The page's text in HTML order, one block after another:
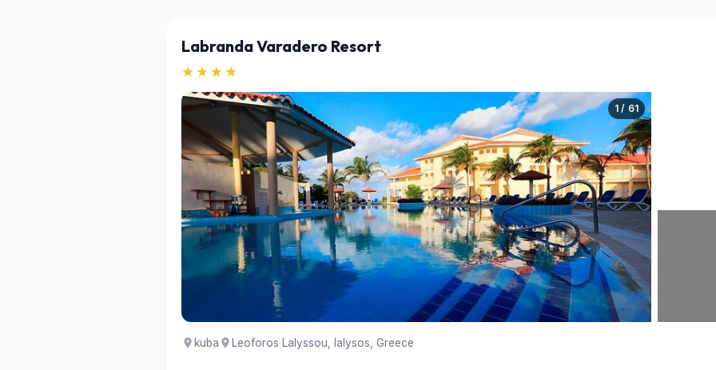
Labranda Varadero Resort
★★★★
1 / 61
kuba Leoforos Lalyssou, Ialysos, Greece